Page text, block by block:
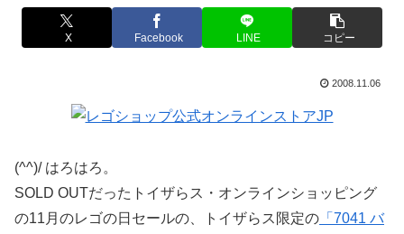
X Facebook LINE コピー
2008.11.06
(^^)/ はろはろ。
SOLD OUTだったトイザらス・オンラインショッピング
の11月のレゴの日セールの、トイザらス限定の 「7041 バ